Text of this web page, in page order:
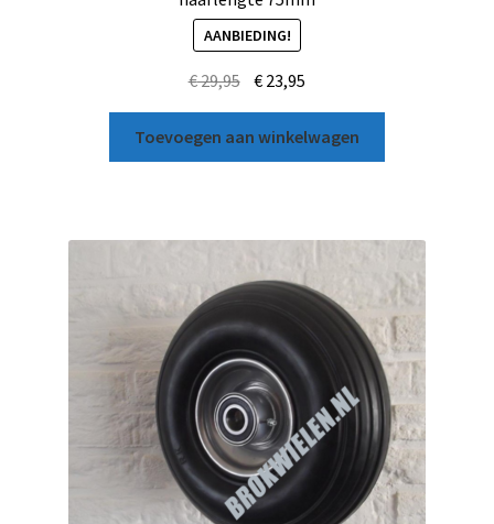
AANBIEDING!
€29,95 € 23,95
Toevoegen aan winkelwagen